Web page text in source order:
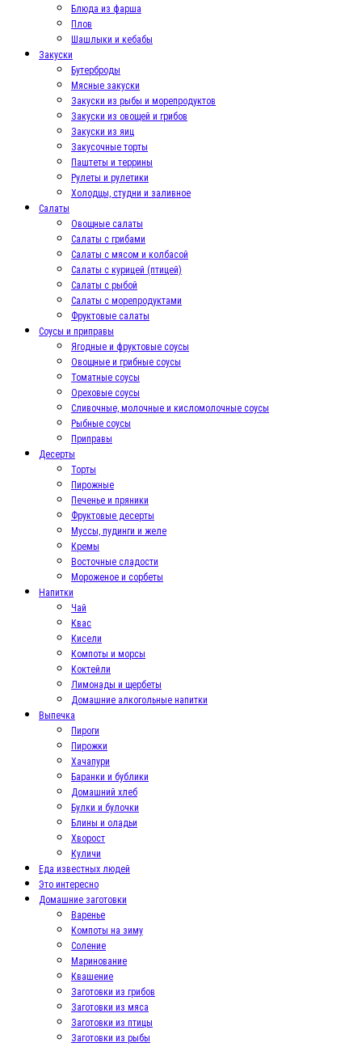
Блюда из фарша
Плов
Шашлыки и кебабы
Закуски
Бутерброды
Мясные закуски
Закуски из рыбы и морепродуктов
Закуски из овощей и грибов
Закуски из яиц
Закусочные торты
Паштеты и террины
Рулеты и рулетики
Холодцы, студни и заливное
Салаты
Овощные салаты
Салаты с грибами
Салаты с мясом и колбасой
Салаты с курицей (птицей)
Салаты с рыбой
Салаты с морепродуктами
Фруктовые салаты
Соусы и приправы
Ягодные и фруктовые соусы
Овощные и грибные соусы
Томатные соусы
Ореховые соусы
Сливочные, молочные и кисломолочные соусы
Рыбные соусы
Приправы
Десерты
Торты
Пирожные
Печенье и пряники
Фруктовые десерты
Муссы, пудинги и желе
Кремы
Восточные сладости
Мороженое и сорбеты
Напитки
Чай
Квас
Кисели
Компоты и морсы
Коктейли
Лимонады и щербеты
Домашние алкогольные напитки
Выпечка
Пироги
Пирожки
Хачапури
Баранки и бублики
Домашний хлеб
Булки и булочки
Блины и оладьи
Хворост
Куличи
Еда известных людей
Это интересно
Домашние заготовки
Варенье
Компоты на зиму
Соление
Маринование
Квашение
Заготовки из грибов
Заготовки из мяса
Заготовки из птицы
Заготовки из рыбы